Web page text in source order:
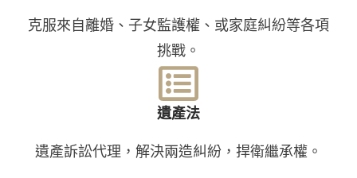
克服來自離婚、子女監護權、或家庭糾紛等各項
挑戰。
遺產法
遺產訴訟代理，解決兩造糾紛，捍衛繼承權。